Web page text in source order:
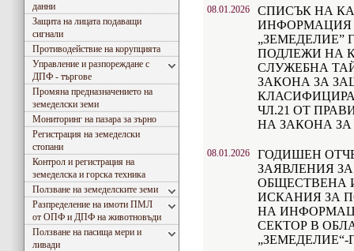
данни
Защита на лицата подаващи
сигнали
Противодействие на корупцията
Управление и разпореждане с
ДПФ - търгове
Промяна предназначението на
земеделски земи
Мониторинг на пазара за зърно
Регистрация на земеделски
стопани
Контрол и регистрация на
земеделска и горска техника
Ползване на земеделските земи
Разпределение на имоти ПМЛ
от ОПФ и ДПФ на животновъди
Ползване на пасища мери и
ливади
08.01.2026
СПИСЪК НА
ИНФОРМАЦИЯ
„ЗЕМЕДЕЛИЕ”
ПОДЛЕЖИ НА
СЛУЖЕБНА
ЗАКОНА ЗА
ЧЛ.21 ОТ
НА ЗАКОНА ЗА
08.01.2026
ГОДИШЕН
ЗАЯВЛЕНИЯ
ОБЩЕСТВЕНА
ИСКАНИЯ ЗА
НА
СЕКТОР В
„ЗЕМЕДЕЛИЕ“-